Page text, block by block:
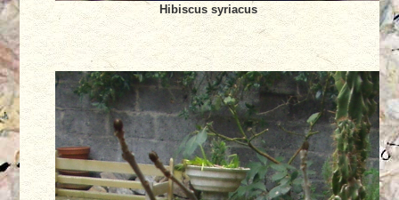
Hibiscus syriacus